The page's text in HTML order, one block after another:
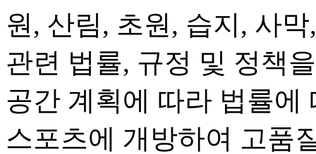
원, 산림, 초원, 습지, 사
관련 법률, 규정 및 정책
공간 계획에 따라 법률에
스포츠에 개방하여 고품